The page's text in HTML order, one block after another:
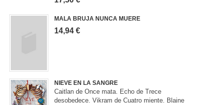
MALA BRUJA NUNCA MUERE
14,94 €
NIEVE EN LA SANGRE
Caitlan de Once mata. Echo de Trece
desobedece. Vikram de Cuatro miente. Blaine